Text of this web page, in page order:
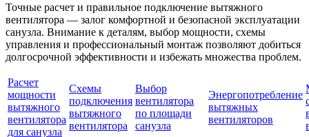
Точные расчет и правильное подключение вытяжного
вентилятора — залог комфортной и безопасной эксплуатации
санузла. Внимание к деталям, выбор мощности, схемы
управления и профессиональный монтаж позволяют добиться
долгосрочной эффективности и избежать множества проблем.
Расчет
мощности
вытяжного
вентилятора
для санузла
Схемы
подключения
вытяжного
вентилятора
Выбор
вентилятора
по площади
санузла
Энергопотребление
вытяжных
вентиляторов